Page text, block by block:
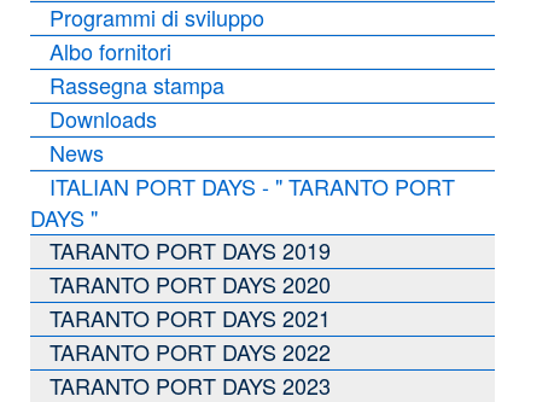
Programmi di sviluppo
Albo fornitori
Rassegna stampa
Downloads
News
ITALIAN PORT DAYS - " TARANTO PORT
DAYS "
TARANTO PORT DAYS 2019
TARANTO PORT DAYS 2020
TARANTO PORT DAYS 2021
TARANTO PORT DAYS 2022
TARANTO PORT DAYS 2023